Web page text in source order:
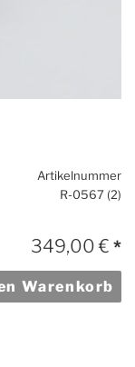
Artikelnummer
R-0567 (2)
349,00€ *
Warenkorb